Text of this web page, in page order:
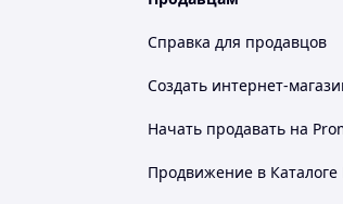
Справка для продавцов
Создать интернет-
Начать продавать на
Продвижение в Каталоге